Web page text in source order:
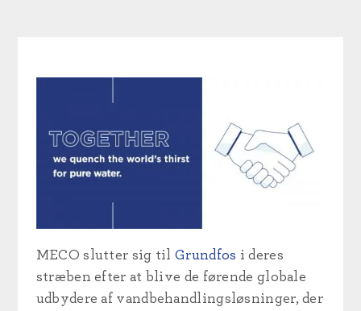
MECO slutter sig tilGrundfos i deres
stræben efter at blive de førende globale
udbydere af vandbehandlingsløsninger, der